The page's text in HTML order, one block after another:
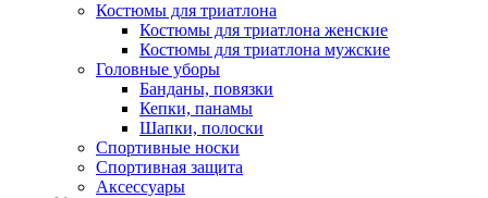
Костюмы для триатлона
Костюмы для триатлона женские
Костюмы для триатлона мужские
Головные уборы
Банданы, повязки
Кепки, панамы
Шапки, полоски
Спортивные носки
Спортивная защита
Аксессуары